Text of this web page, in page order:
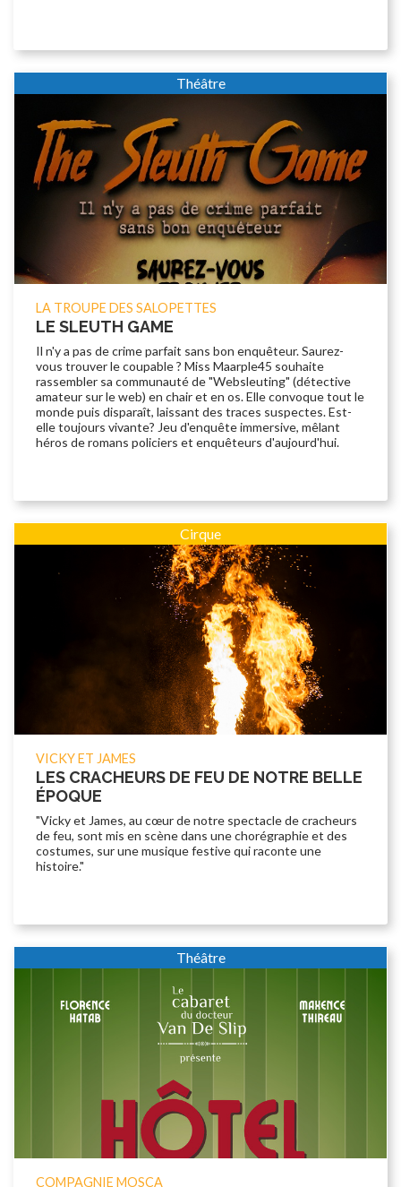
Théâtre
LA TROUPE DES SALOPETTES
LE SLEUTH GAME
Il n'y a pas de crime parfait sans bon enquêteur. Saurez-
vous trouver le coupable ? Miss Maarple45 souhaite
rassembler sa communauté de "Websleuting" (détective
amateur sur le web) en chair et en os. Elle convoque tout le
monde puis disparaît, laissant des traces suspectes. Est-
elle toujours vivante? Jeu d'enquête immersive, mêlant
héros de romans policiers et enquêteurs d'aujourd'hui.
Cirque
VICKY ET JAMES
LES CRACHEURS DE FEU DE NOTRE BELLE
ÉPOQUE
"Vicky et James, au cœur de notre spectacle de cracheurs
de feu, sont mis en scène dans une chorégraphie et des
costumes, sur une musique festive qui raconte une
histoire."
Théâtre
COMPAGNIE MOSCA